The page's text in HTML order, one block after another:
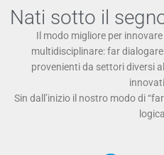
Nati sotto il
Il modo migliore per
multidisciplinare: far
provenienti da settori diversi
Sin dall’inizio il nostro modo di